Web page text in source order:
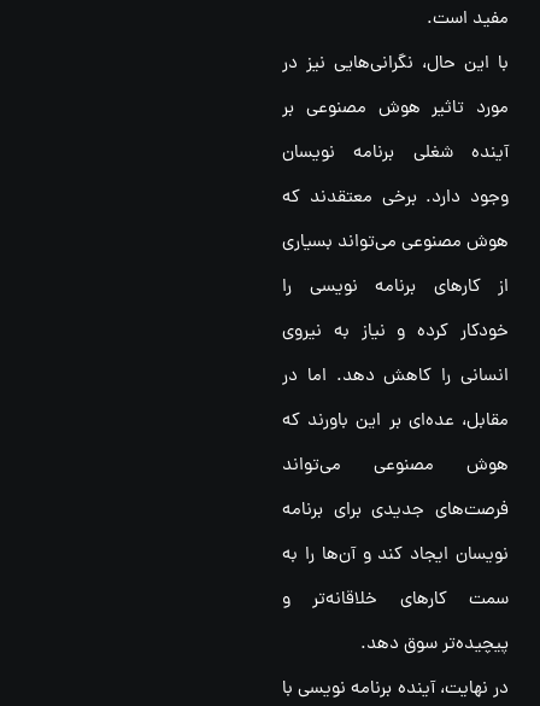
مفید است.
با این حال، نگرانی‌هایی نیز در
مورد تاثیر هوش مصنوعی بر
آینده شغلی برنامه نویسان
وجود دارد. برخی معتقدند که
هوش مصنوعی می‌تواند بسیاری
از کارهای برنامه نویسی را
خودکار کرده و نیاز به نیروی
انسانی را کاهش دهد. اما در
مقابل، عده‌ای بر این باورند که
هوش مصنوعی می‌تواند
فرصت‌های جدیدی برای برنامه
نویسان ایجاد کند و آن‌ها را به
سمت کارهای خلاقانه‌تر و
پیچیده‌تر سوق دهد.
در نهایت، آینده برنامه نویسی با